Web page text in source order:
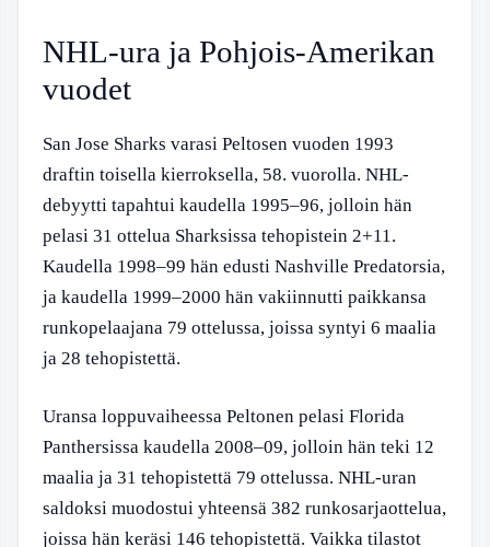
NHL-ura ja Pohjois-Amerikan
vuodet
San Jose Sharks varasi Peltosen vuoden 1993
draftin toisella kierroksella, 58. vuorolla. NHL-
debyytti tapahtui kaudella 1995–96, jolloin hän
pelasi 31 ottelua Sharksissa tehopistein 2+11.
Kaudella 1998–99 hän edusti Nashville Predatorsia,
ja kaudella 1999–2000 hän vakiinnutti paikkansa
runkopelaajana 79 ottelussa, joissa syntyi 6 maalia
ja 28 tehopistettä.
Uransa loppuvaiheessa Peltonen pelasi Florida
Panthersissa kaudella 2008–09, jolloin hän teki 12
maalia ja 31 tehopistettä 79 ottelussa. NHL-uran
saldoksi muodostui yhteensä 382 runkosarjaottelua,
joissa hän keräsi 146 tehopistettä. Vaikka tilastot